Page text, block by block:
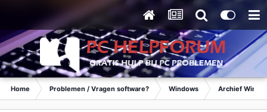
Home Problemen / Vragen software? Windows Archief